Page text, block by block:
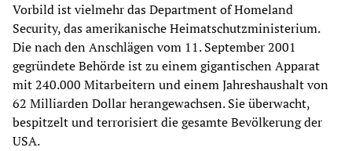
Vorbild ist vielmehr das Department of Homeland
Security, das amerikanische Heimatschutzministerium.
Die nach den Anschlägen vom 11. September 2001
gegründete Behörde ist zu einem gigantischen Apparat
mit 240.000 Mitarbeitern und einem Jahreshaushalt von
62 Milliarden Dollar herangewachsen. Sie überwacht,
bespitzelt und terrorisiert die gesamte Bevölkerung der
USA.